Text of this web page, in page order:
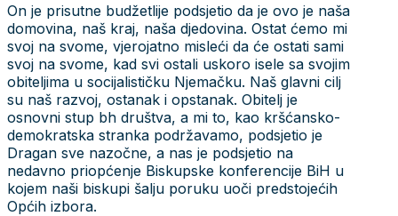
On je prisutne budžetlije podsjetio da je ovo je naša
domovina, naš kraj, naša djedovina. Ostat ćemo mi
svoj na svome, vjerojatno misleći da će ostati sami
svoj na svome, kad svi ostali uskoro isele sa svojim
obiteljima u socijalističku Njemačku. Naš glavni cilj
su naš razvoj, ostanak i opstanak. Obitelj je
osnovni stup bh društva, a mi to, kao kršćansko-
demokratska stranka podržavamo, podsjetio je
Dragan sve nazočne, a nas je podsjetio na
nedavno priopćenje Biskupske konferencije BiH u
kojem naši biskupi šalju poruku uoči predstojećih
Općih izbora.